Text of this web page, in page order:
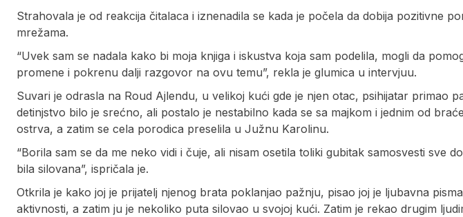
Strahovala je od reakcija čitalaca i iznenadila se kada je počela da dobija pozitivne
mrežama.
“Uvek sam se nadala kako bi moja knjiga i iskustva koja sam podelila, mogli da
promene i pokrenu dalji razgovor na ovu temu”, rekla je glumica u intervjuu.
Suvari je odrasla na Roud Ajlendu, u velikoj kući gde je njen otac, psihijatar primao
detinjstvo bilo je srećno, ali postalo je nestabilno kada se sa majkom i jednim od
ostrva, a zatim se cela porodica preselila u Južnu Karolinu.
“Borila sam se da me neko vidi i čuje, ali nisam osetila toliki gubitak samosvesti sve
bila silovana”, ispričala je.
Otkrila je kako joj je prijatelj njenog brata poklanjao pažnju, pisao joj je ljubavna
aktivnosti, a zatim ju je nekoliko puta silovao u svojoj kući. Zatim je rekao drugim